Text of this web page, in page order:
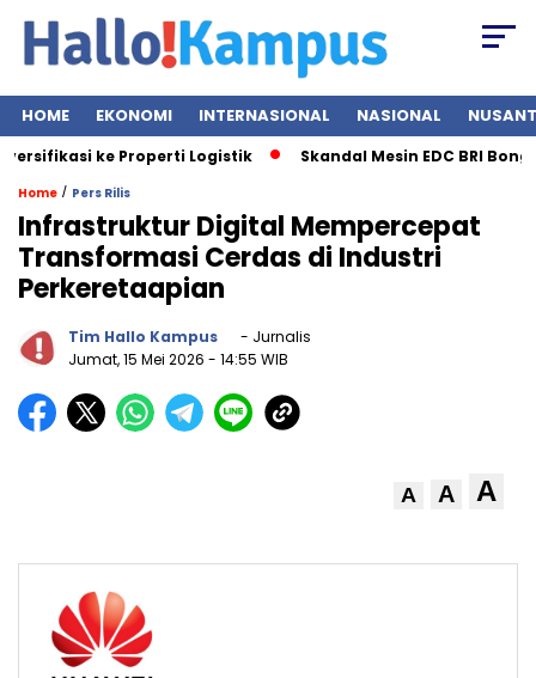
HOME EKONOMI INTERNASIONAL NASIONAL
ke Properti Logistik Skandal Mesin EDC BRI
Home / Pers Rilis
Infrastruktur Digital Mempercepat
Transformasi Cerdas di Industri
Perkeretaapian
Tim Hallo Kampus
- Jurnalis
Jumat, 15 Mei 2026 - 14:55 WIB
A A A